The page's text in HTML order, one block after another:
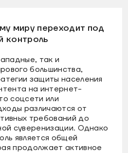
миру переходит под
контроль
так и
большинства,
защиты населения
на интернет-
соцсети или
различаются от
требований до
суверенизации. Однако
является общей
продолжает активное